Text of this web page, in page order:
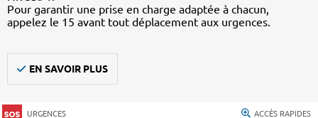
Pour garantir une prise en charge adaptée à chacun,
appelez le 15 avant tout déplacement aux urgences.
EN SAVOIR PLUS
URGENCES ACCÈS RAPIDES